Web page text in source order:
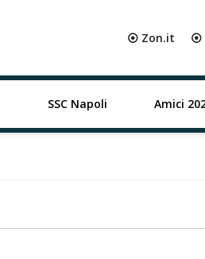
⦿ Zon.it ⦿
SSC Napoli Amici